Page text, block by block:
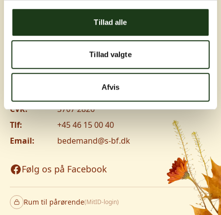
Tillad alle
Tillad valgte
Afvis
Jyllingevej 8, 2720 Vanløse
CVR:
3707 2826
Tlf:
+45 46 15 00 40
Email:
bedemand@s-bf.dk
Følg os på Facebook
Rum til pårørende(MitID-login)